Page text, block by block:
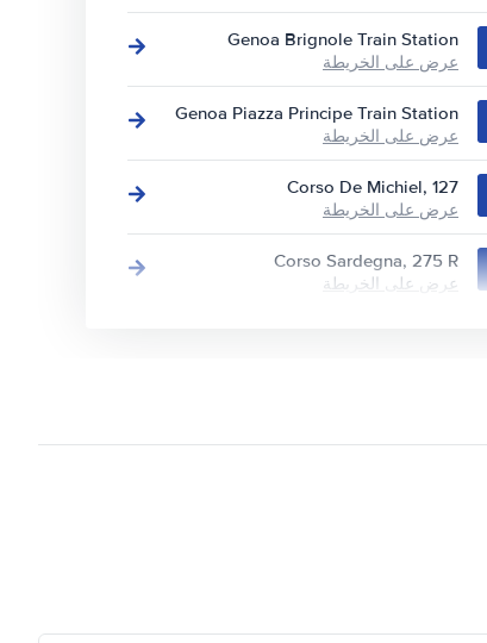
Genoa Brignole Train Station
عرض على الخريطة
Genoa Piazza Principe Train Station
عرض على الخريطة
Corso De Michiel, 127
عرض على الخريطة
Corso Sardegna, 275 R
عرض على الخريطة
Via Fereggiano, 32